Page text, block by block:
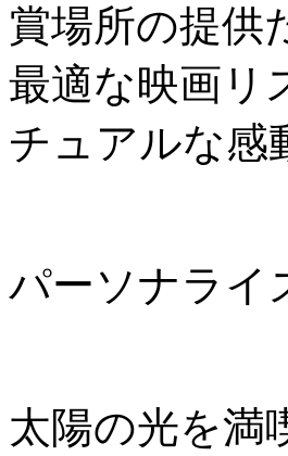
賞場所の提供
最適な映画リ
チュアルな感
パーソナライ
太陽の光を満